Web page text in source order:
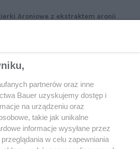
Aroniowe z ekstraktem aronii
w aptekach i sklepach medyczno-
TAKŻE
partnerów oraz inne
Bauer uzyskujemy dostęp i
na urządzeniu oraz
takie jak unikalne
informacje wysyłane przez
w celu zapewniania